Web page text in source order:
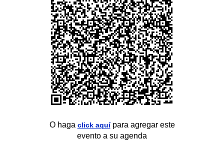
O haga click aquípara agregar este
evento a su agenda